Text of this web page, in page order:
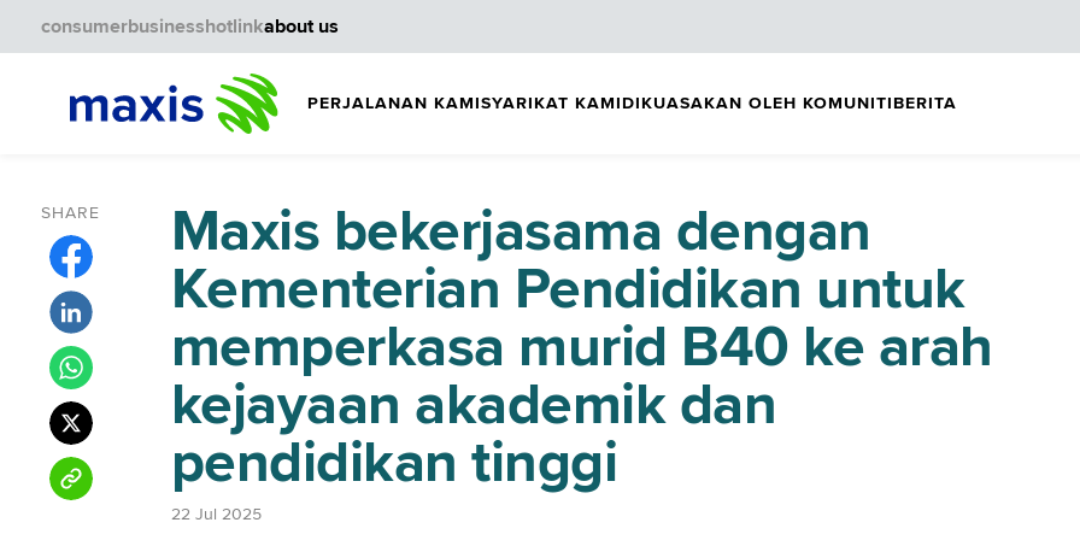
PERJALANAN KAMISYARIKAT KAMIDIKUASAKAN OLEH KOMUNITIBERITA
consumerbusinesshotlinkabout us
SHARE
Maxis bekerjasama dengan
Kementerian Pendidikan untuk
memperkasa murid B40 ke arah
kejayaan akademik dan
pendidikan tinggi
22 Jul 2025